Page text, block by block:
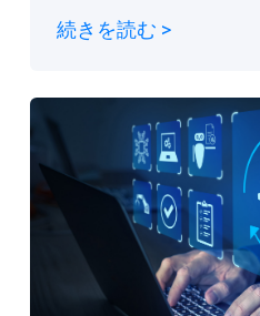
続きを読む >